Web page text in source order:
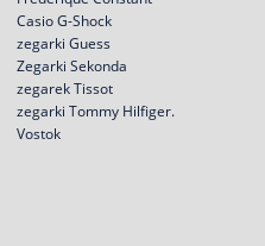
Casio G-Shock
zegarki Guess
Zegarki Sekonda
zegarek Tissot
zegarki Tommy Hilfiger.
Vostok